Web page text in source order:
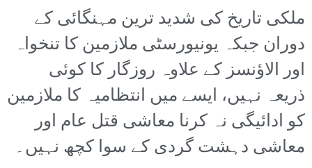
ملکی تاریخ کی شدید ترین مہنگائی کے
دوران جبکہ یونیورسٹی ملازمین کا تنخواہ
اور الاؤنسز کے علاوہ روزگار کا کوئی
ذریعہ نہیں، ایسے میں انتظامیہ کا ملازمین
کو ادائیگی نہ کرنا معاشی قتل عام اور
معاشی دہشت گردی کے سوا کچھ نہیں۔